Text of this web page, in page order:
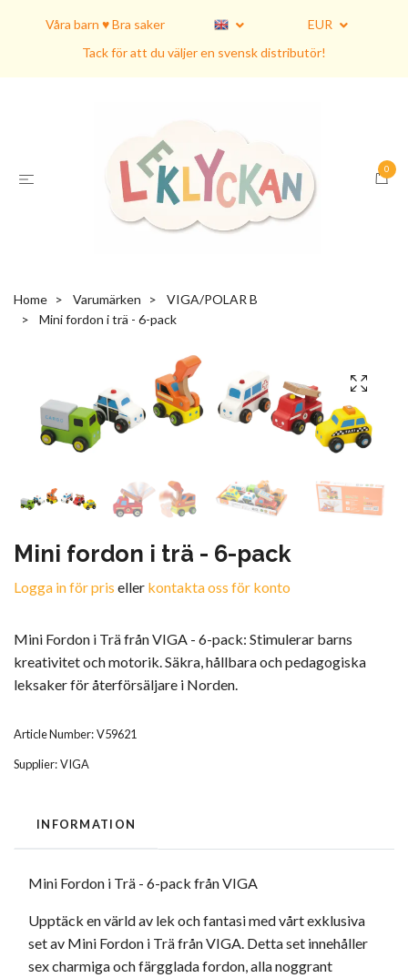
Våra barn ♥ Bra saker
EUR
Tack för att du väljer en svensk distributör!
0
Home Varumärken
VIGA/POLAR B
Mini fordon i trä - 6-pack
Mini fordon i trä - 6-pack
Logga in för pris eller kontakta oss för konto
Mini Fordon i Trä från VIGA - 6-pack: Stimulerar barns
kreativitet och motorik. Säkra, hållbara och pedagogiska
leksaker för återförsäljare i Norden.
Article Number:V59621
Supplier:VIGA
INFORMATION
Mini Fordon i Trä - 6-pack från VIGA
Upptäck en värld av lek och fantasi med vårt exklusiva
set av Mini Fordon i Trä från VIGA. Detta set innehåller
sex charmiga och färgglada fordon, alla noggrant